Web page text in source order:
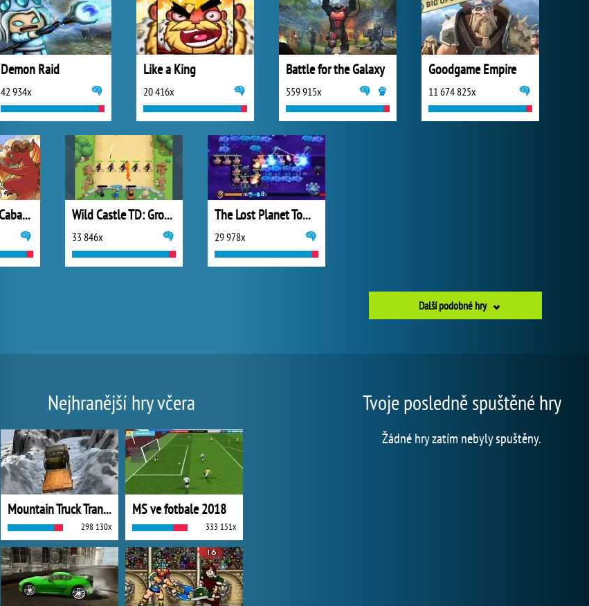
Demon Raid
42 934x
Like a King
20 416x
Battle for the Galaxy
559 915x
Goodgame Empire
11 674 825x
Black Stallion Cabaret Wild Castle TD: Grow Empire
33 846x
The Lost Planet Tower Defense
29 978x
Další podobné hry
Nejhranější hry včera
Mountain Truck Transport
298 130x
MS ve fotbale 2018
333 151x
Tvoje posledně spuštěné hry
Žádné hry zatím nebyly spuštěny.